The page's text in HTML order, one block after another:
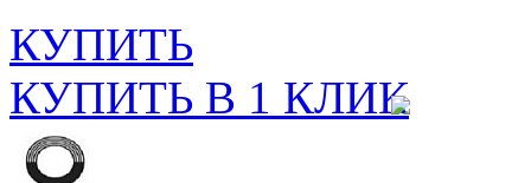
КУПИТЬ
КУПИТЬ В 1 КЛИК